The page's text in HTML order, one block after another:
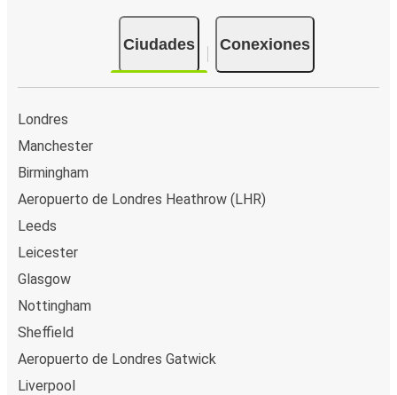
Ciudades Conexiones
Londres
Manchester
Birmingham
Aeropuerto de Londres Heathrow (LHR)
Leeds
Leicester
Glasgow
Nottingham
Sheffield
Aeropuerto de Londres Gatwick
Liverpool